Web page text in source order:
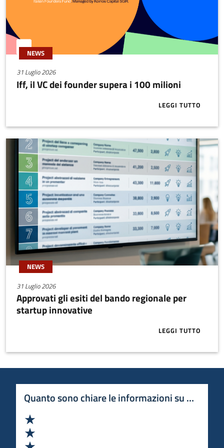
NEWS
31 Luglio 2026
Iff, il VC dei founder supera i 100 milioni
LEGGI TUTTO
ABOUT IFF,
NEWS
31 Luglio 2026
Approvati gli esiti del bando regionale per
startup innovative
LEGGI TUTTO
ABOUT
Quanto sono chiare le informazioni su questa